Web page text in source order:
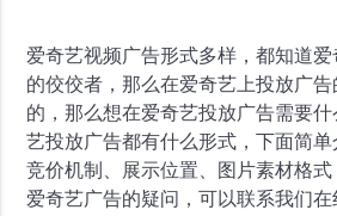
爱奇艺视频广告形式多样，都知道
的佼佼者，那么在爱奇艺上投放广
的，那么想在爱奇艺投放广告需要
艺投放广告都有什么形式，下面简单
竞价机制、展示位置、图片素材格
爱奇艺广告的疑问，可以联系我们